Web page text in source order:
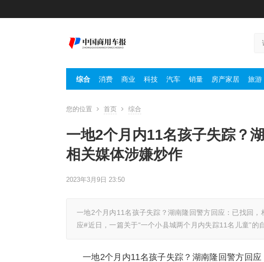
综合 消费 商业 科技 汽车 销量 房产家居 旅游
您的位置 首页 综合
一地2个月内11名孩子失踪？
相关媒体涉嫌炒作
2023年3月9日 23:50
一地2个月内11名孩子失踪？湖南隆回警方回应：已找回
应#近日，一篇关于“一个小县城两个月内失踪11名儿童”的
一地2个月内11名孩子失踪？湖南隆回警方回